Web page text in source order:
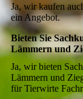
Ja, wir kaufen
ein Angebot.
Bieten Sie
Lämmern und
Ja, wir bieten
Lämmern und
für Tierwirte